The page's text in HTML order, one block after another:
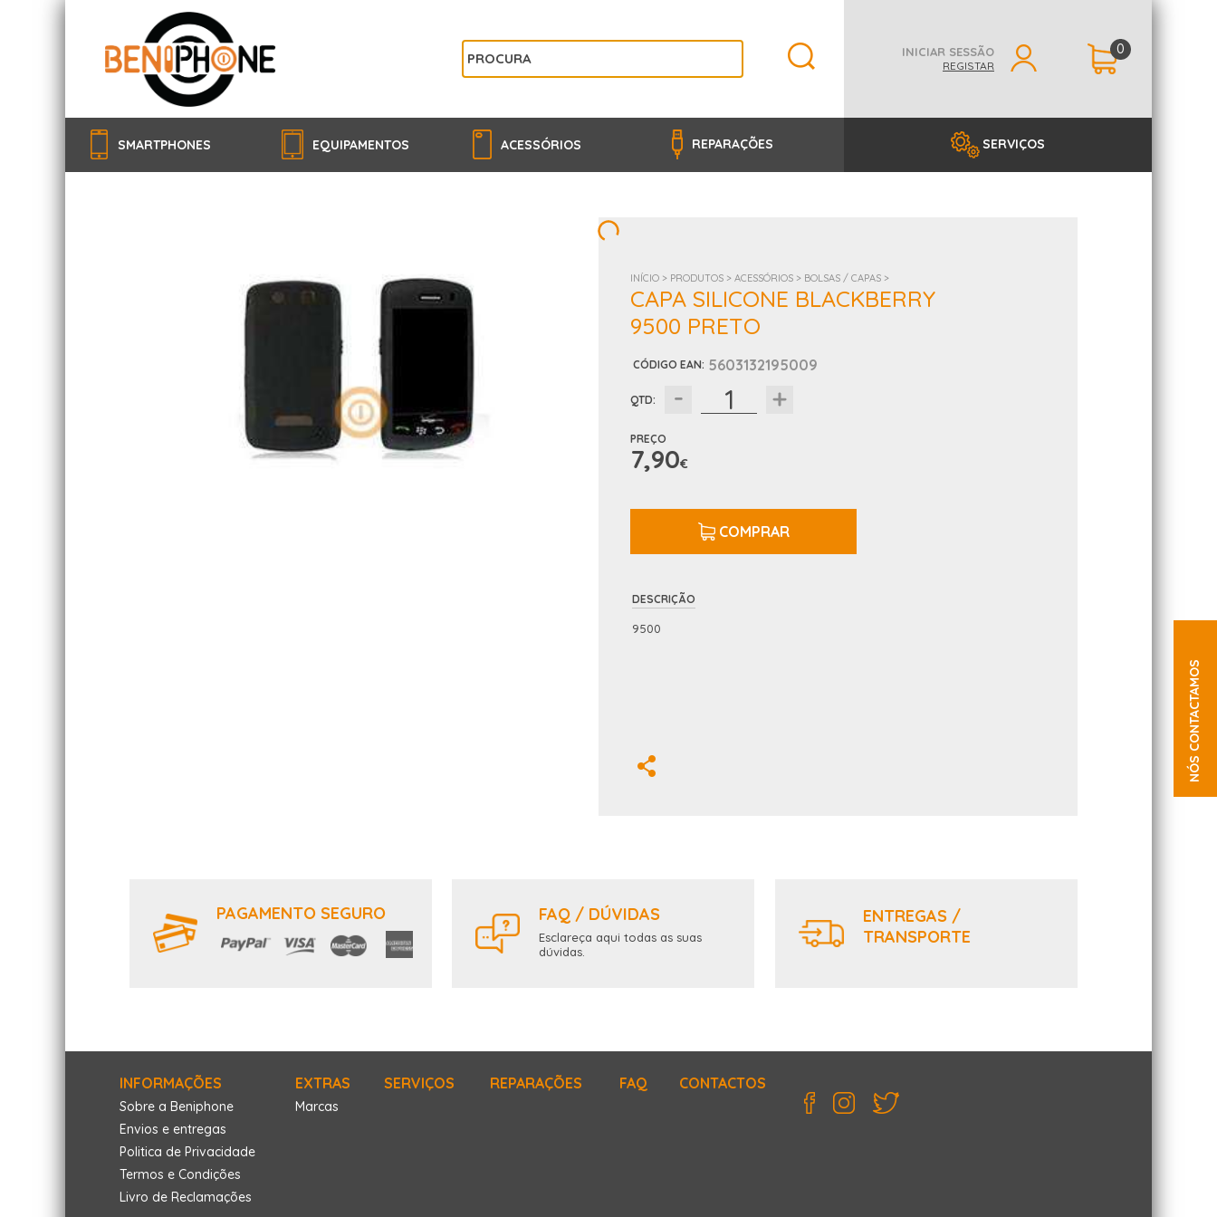
NÓS CONTACTAMOS
INICIAR SESSÃO
REGISTAR
0
SMARTPHONES EQUIPAMENTOS ACESSÓRIOS REPARAÇÕES SERVIÇOS
INÍCIO > PRODUTOS >ACESSÓRIOS > BOLSAS / CAPAS >
CAPA SILICONE BLACKBERRY
9500 PRETO
CÓDIGO EAN: 5603132195009
QTD:
PREÇO
7,90€
COMPRAR
DESCRIÇÃO
9500
PAGAMENTO SEGURO FAQ / DÚVIDAS
Esclareça aqui todas as suas
dúvidas.
ENTREGAS /
TRANSPORTE
INFORMAÇÕES
Sobre a Beniphone
Envios e entregas
Politica de Privacidade
Termos e Condições
Livro de Reclamações
EXTRAS
Marcas
SERVIÇOS REPARAÇÕES FAQ CONTACTOS